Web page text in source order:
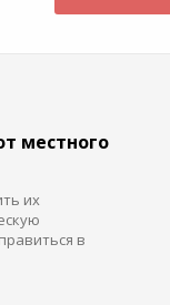
местного
их
в